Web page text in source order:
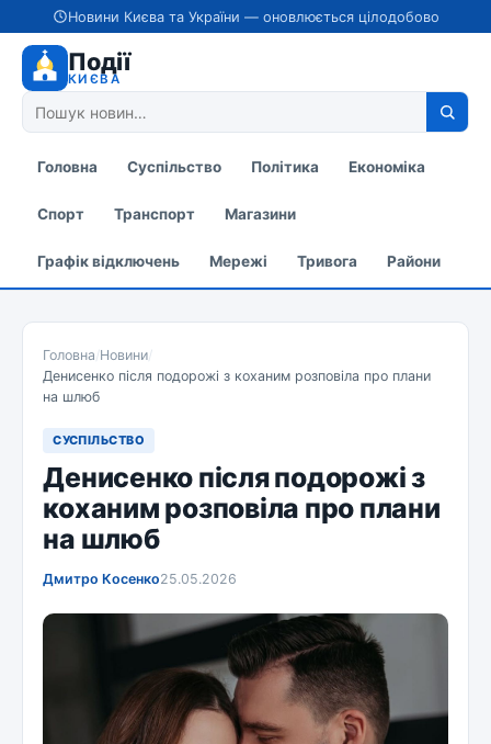
Новини Києва та України — оновлюється цілодобово
Події
КИЄВА
Головна Суспільство Політика Економіка
Спорт Транспорт Магазини
Графік відключень Мережі Тривога Райони
Головна/Новини/
Денисенко після подорожі з коханим розповіла про плани
на шлюб
СУСПІЛЬСТВО
Денисенко після подорожі з
коханим розповіла про плани
на шлюб
Дмитро Косенко25.05.2026